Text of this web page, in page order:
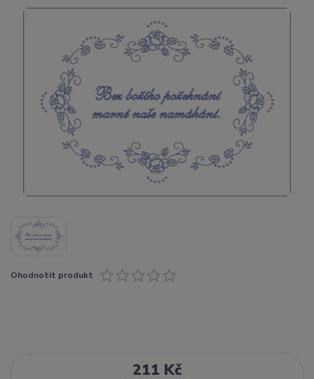
Ohodnotit produkt
211 Kč